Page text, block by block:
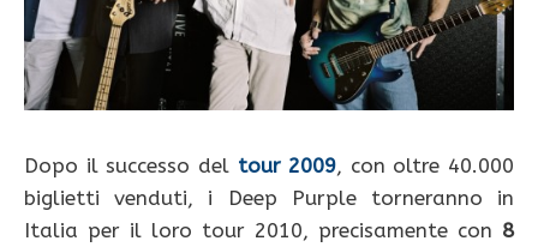
Dopo il successo del tour 2009, con oltre 40.000
biglietti venduti, i Deep Purple torneranno in
Italia per il loro tour 2010, precisamente con 8